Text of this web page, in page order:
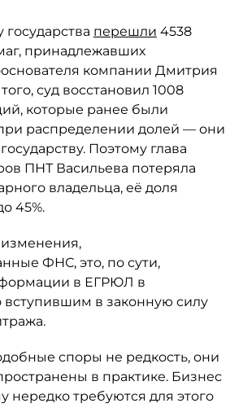
государства перешли 4538
принадлежавших
компании Дмитрия
суд восстановил 1008
которые ранее были
распределении долей — они
Поэтому глава
ПНТ Васильева потеряла
владельца, её доля
45%.
ФНС, это, по сути,
в ЕГРЮЛ в
вступившим в законную силу
споры не редкость, они
в практике. Бизнес
нередко требуются для этого